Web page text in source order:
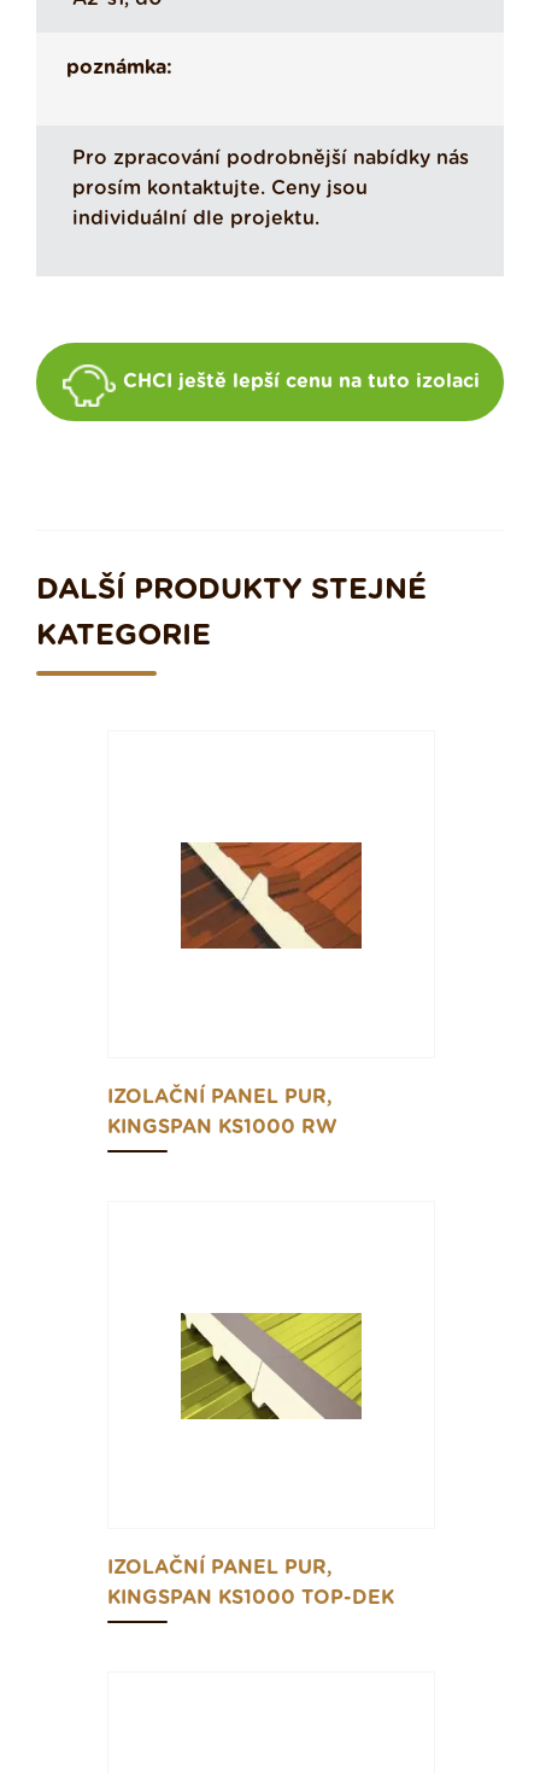
poznámka:
Pro zpracování podrobnější nabídky nás
prosím kontaktujte. Ceny jsou
individuální dle projektu.
CHCI ještě lepší cenu na tuto izolaci
DALŠÍ PRODUKTY STEJNÉ
KATEGORIE
IZOLAČNÍ PANEL PUR,
KINGSPAN KS1000 RW
IZOLAČNÍ PANEL PUR,
KINGSPAN KS1000 TOP-DEK